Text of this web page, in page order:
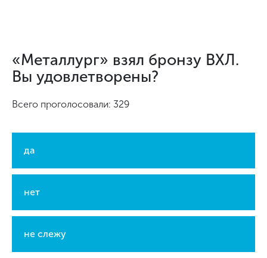
«Металлург» взял бронзу ВХЛ.
Вы удовлетворены?
Всего проголосовали: 329
да
нет
не слежу